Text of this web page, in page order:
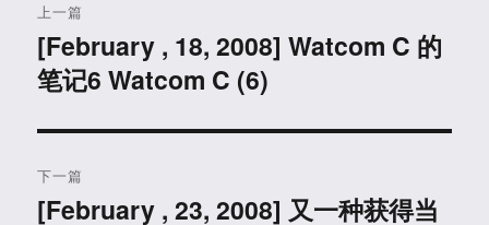
章
导
航
上一篇
上
篇
章：
[February , 18, 2008] Watcom C 的
笔记6 Watcom C (6)
下一篇
下
[February , 23, 2008] 又一种获得当